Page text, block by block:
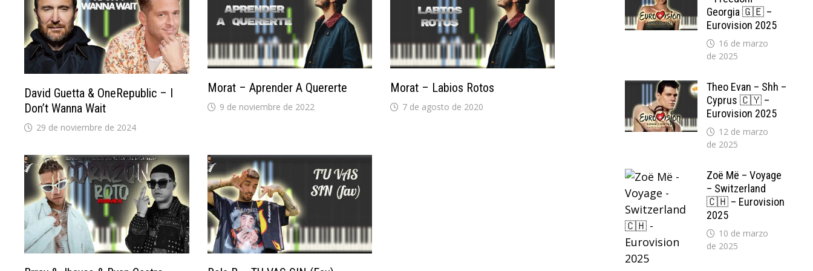
David Guetta & OneRepublic – I
Don’t Wanna Wait
29 de noviembre de 2024
Morat – Aprender A Quererte
9 de noviembre de 2022
Morat – Labios Rotos
7 de agosto de 2020
Georgia 🇬🇪 –
Eurovision 2025
16 de marzo
de 2025
Theo Evan – Shh –
Cyprus 🇨🇾 –
Eurovision 2025
12 de marzo
de 2025
Zoë Më – Voyage
– Switzerland
🇨🇭 – Eurovision
2025
10 de marzo
de 2025